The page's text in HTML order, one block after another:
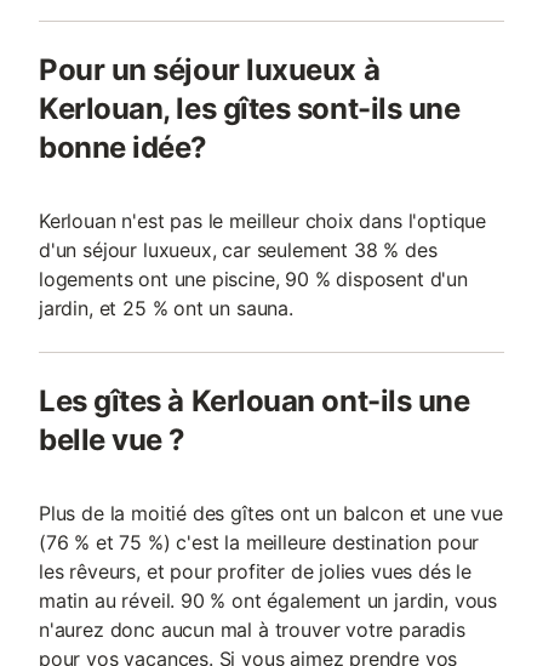
Pour un séjour luxueux à
Kerlouan, les gîtes sont-ils une
bonne idée?
Kerlouan n'est pas le meilleur choix dans l'optique
d'un séjour luxueux, car seulement 38 % des
logements ont une piscine, 90 % disposent d'un
jardin, et 25 % ont un sauna.
Les gîtes à Kerlouan ont-ils une
belle vue ?
Plus de la moitié des gîtes ont un balcon et une vue
(76 % et 75 %) c'est la meilleure destination pour
les rêveurs, et pour profiter de jolies vues dés le
matin au réveil. 90 % ont également un jardin, vous
n'aurez donc aucun mal à trouver votre paradis
pour vos vacances. Si vous aimez prendre vos